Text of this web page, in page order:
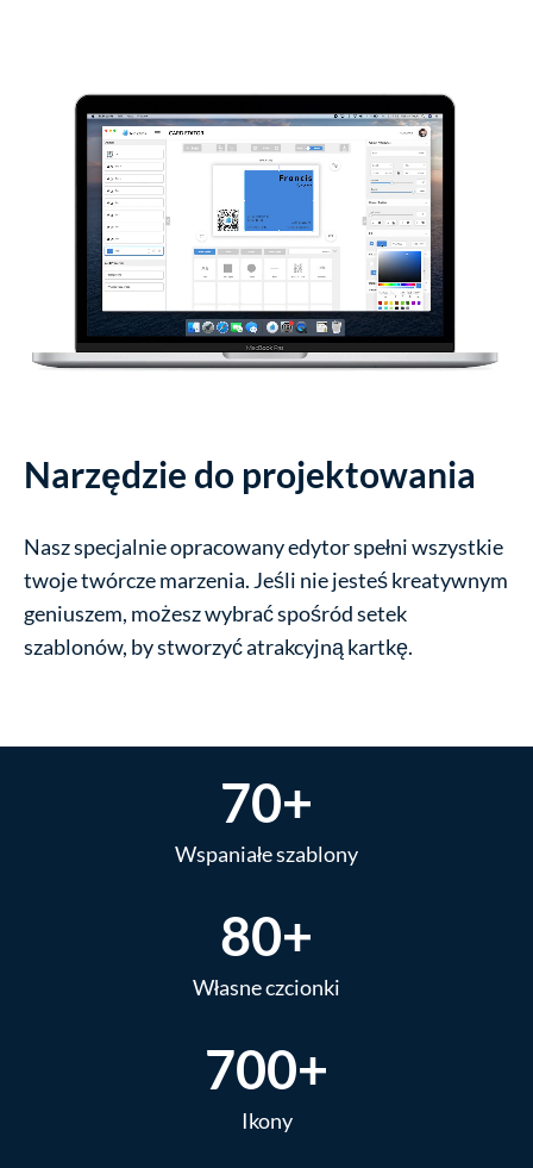
Narzędzie do projektowania
Nasz specjalnie opracowany edytor spełni wszystkie
twoje twórcze marzenia. Jeśli nie jesteś kreatywnym
geniuszem, możesz wybrać spośród setek
szablonów, by stworzyć atrakcyjną kartkę.
70+
Wspaniałe szablony
80+
Własne czcionki
700+
Ikony